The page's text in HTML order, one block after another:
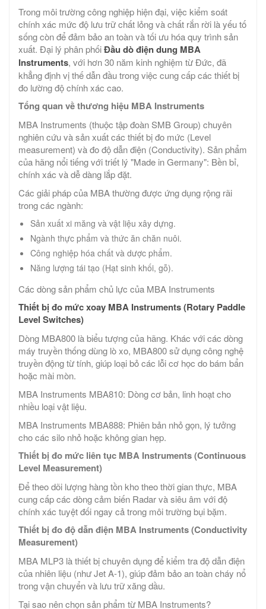
Trong môi trường công nghiệp hiện đại, việc kiểm soát
chính xác mức độ lưu trữ chất lỏng và chất rắn rời là yếu tố
sống còn để đảm bảo an toàn và tối ưu hóa quy trình sản
xuất. Đại lý phân phốiĐầu dò điện dung MBA
Instruments, với hơn 30 năm kinh nghiệm từ Đức, đã
khẳng định vị thế dẫn đầu trong việc cung cấp các thiết bị
đo lường độ chính xác cao.
Tổng quan về thương hiệu MBA Instruments
MBA Instruments (thuộc tập đoàn SMB Group) chuyên
nghiên cứu và sản xuất các thiết bị đo mức (Level
measurement) và đo độ dẫn điện (Conductivity). Sản phẩm
của hãng nổi tiếng với triết lý "Made in Germany": Bền bỉ,
chính xác và dễ dàng lắp đặt.
Các giải pháp của MBA thường được ứng dụng rộng rãi
trong các ngành:
Sản xuất xi măng và vật liệu xây dựng.
Ngành thực phẩm và thức ăn chăn nuôi.
Công nghiệp hóa chất và dược phẩm.
Năng lượng tái tạo (Hạt sinh khối, gỗ).
Các dòng sản phẩm chủ lực của MBA Instruments
Thiết bị đo mức xoay MBA Instruments (Rotary Paddle
Level Switches)
Dòng MBA800 là biểu tượng của hãng. Khác với các dòng
máy truyền thống dùng lò xo, MBA800 sử dụng công nghệ
truyền động từ tính, giúp loại bỏ các lỗi cơ học do bám bẩn
hoặc mài mòn.
MBA Instruments MBA810: Dòng cơ bản, linh hoạt cho
nhiều loại vật liệu.
MBA Instruments MBA888: Phiên bản nhỏ gọn, lý tưởng
cho các silo nhỏ hoặc không gian hẹp.
Thiết bị đo mức liên tục MBA Instruments (Continuous
Level Measurement)
Để theo dõi lượng hàng tồn kho theo thời gian thực, MBA
cung cấp các dòng cảm biến Radar và siêu âm với độ
chính xác tuyệt đối ngay cả trong môi trường bụi bặm.
Thiết bị đo độ dẫn điện MBA Instruments (Conductivity
Measurement)
MBA MLP3 là thiết bị chuyên dụng để kiểm tra độ dẫn điện
của nhiên liệu (như Jet A-1), giúp đảm bảo an toàn cháy nổ
trong vận chuyển và lưu trữ xăng dầu.
Tại sao nên chọn sản phẩm từ MBA Instruments?